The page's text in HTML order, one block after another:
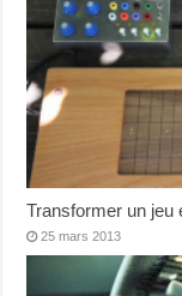
Transformer un jeu
25 mars 2013